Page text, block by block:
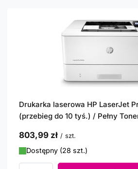
Drukarka laserowa HP LaserJet
(przebieg do 10 tyś.) / Pełny
803,99 zł / szt.
Dostępny (28 szt.)